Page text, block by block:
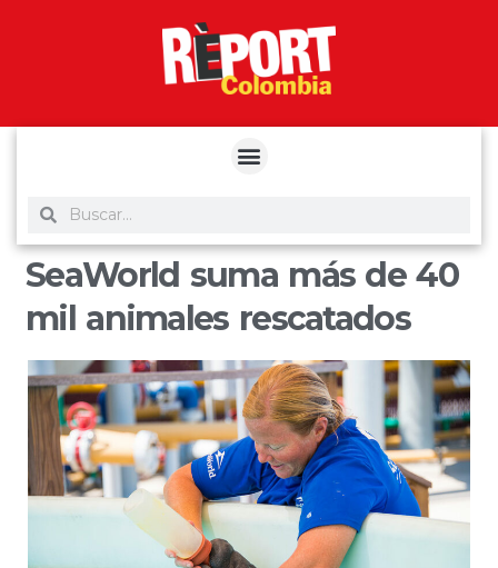
SeaWorld suma más de 40
mil animales rescatados